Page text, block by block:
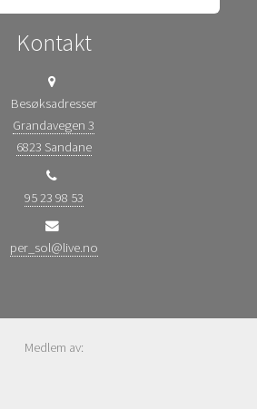
Kontakt
Besøksadresser
Grandavegen 3
6823 Sandane
95 23 98 53
per_sol@live.no
Medlem av: